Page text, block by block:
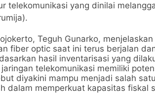
telekomunikasi yang dinilai
Teguh Gunarko,
fiber optic saat ini terus berjalan
hasil inventarisasi yang
telekomunikasi memiliki
diyakini mampu menjadi salah
dalam memperkuat kapasitas fiskal